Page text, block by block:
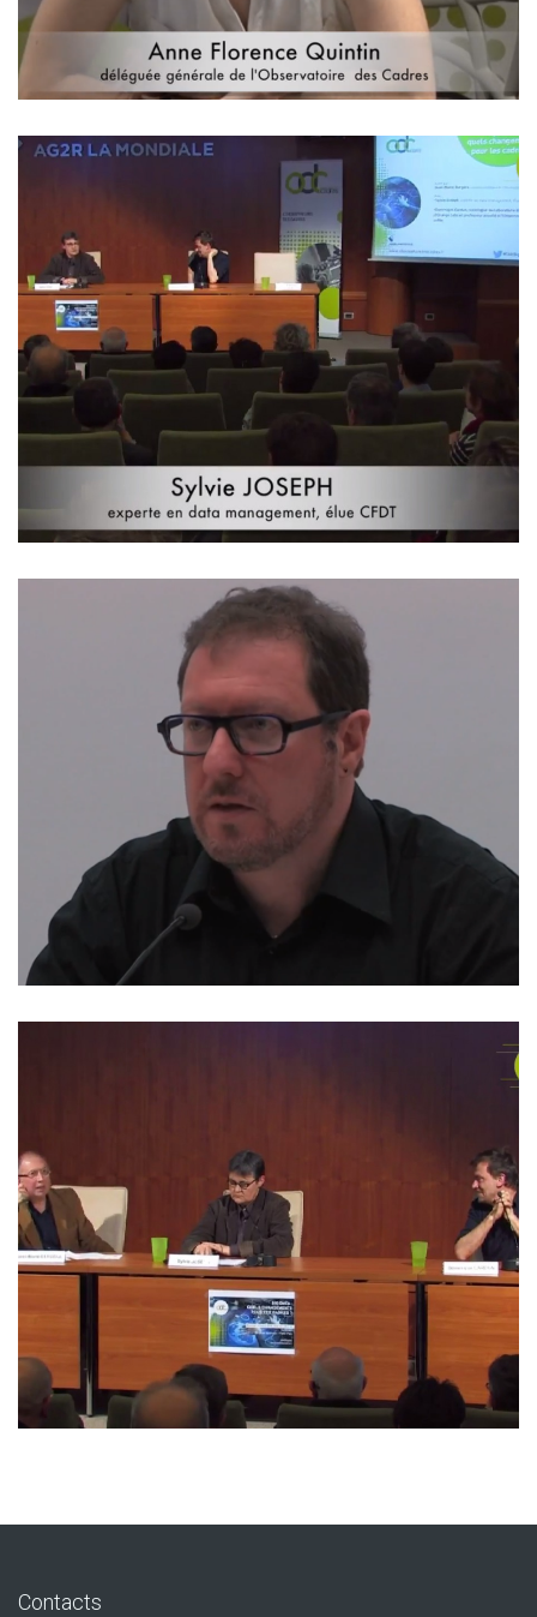
Contacts